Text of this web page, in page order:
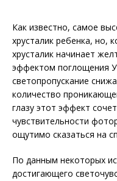
Как известно, самое
хрусталик ребенка, но,
хрусталик начинает
эффектом поглощения
светопропускание
количество
глазу этот эффект
чувствительности
ощутимо сказаться на
По данным некоторых
достигающего